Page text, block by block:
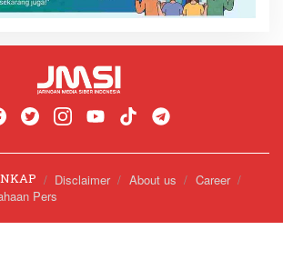
Disclaimer About us
Career
Pers